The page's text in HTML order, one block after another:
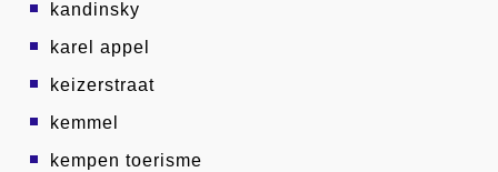
kandinsky
karel appel
keizerstraat
kemmel
kempen toerisme